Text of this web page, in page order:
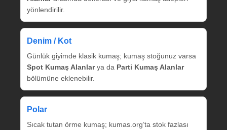
yönlendirilir.
Denim / Kot
Günlük giyimde klasik kumaş; kumaş stoğunuz varsa
Spot Kumaş Alanlarya da Parti Kumaş Alanlar
bölümüne eklenebilir.
Polar
Sıcak tutan örme kumaş; kumas.org’ta stok fazlası